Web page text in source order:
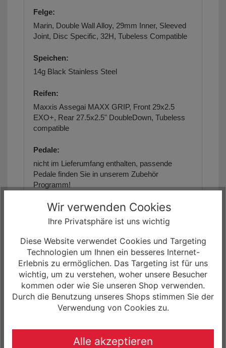
Felge:
Marin, Double Wall Alloy, 29mm Inner, Sleeved
Joint, Disc Specific, 32H, Tubeless Compatible
Speichen:
14g Black Stainless Steel
Reifen:
Maxxis Assegai MAXX GRIP, Front 29x2.5
EXO+, Rear 27.5x2.5" DoubleDown, Tubeless
compatible
Pedale:
nicht im Lieferumfang enthalten, passende
Pedale finden Sie in unserem Zubehör
Programm!
Gewicht:
keine Angaben
max. zulässiges Gesamtgewicht:
keine Angaben
Geometriedaten:
siehe Artikelbilder/Artikelbeschreibung
Größe(n):
Wir verwenden Cookies
Ihre Privatsphäre ist uns wichtig
Diese Website verwendet Cookies und Targeting
Technologien um Ihnen ein besseres Internet-
Erlebnis zu ermöglichen. Das Targeting ist für uns
wichtig, um zu verstehen, woher unsere Besucher
kommen oder wie Sie unseren Shop verwenden.
Durch die Benutzung unseres Shops stimmen Sie der
Verwendung von Cookies zu.
Alle akzeptieren